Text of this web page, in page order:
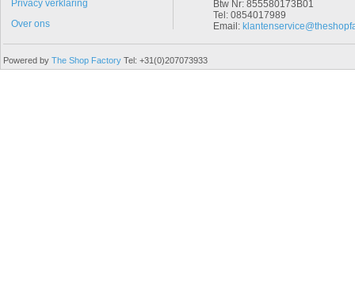
Privacy verklaring
Over ons
Btw Nr: 855580173B01
Tel: 0854017989
Email:
Powered by The Shop Factory Tel: +31(0)207073933